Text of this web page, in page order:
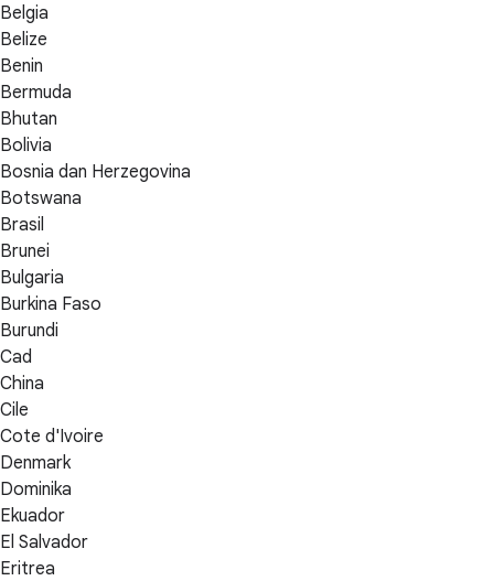
Belgia
Belize
Benin
Bermuda
Bhutan
Bolivia
Bosnia dan Herzegovina
Botswana
Brasil
Brunei
Bulgaria
Burkina Faso
Burundi
Cad
China
Cile
Cote d'Ivoire
Denmark
Dominika
Ekuador
El Salvador
Eritrea